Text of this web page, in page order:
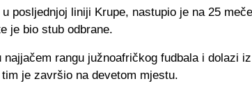
posljednjoj liniji Krupe, nastupio je na 25
je bio stub odbrane.
rangu južnoafričkog fudbala i dolazi
je završio na devetom mjestu.